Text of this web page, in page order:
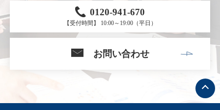
0120-941-670
【受付時間】 10:00～19:00（平日）
お問い合わせ
ト
ッ
プ
へ